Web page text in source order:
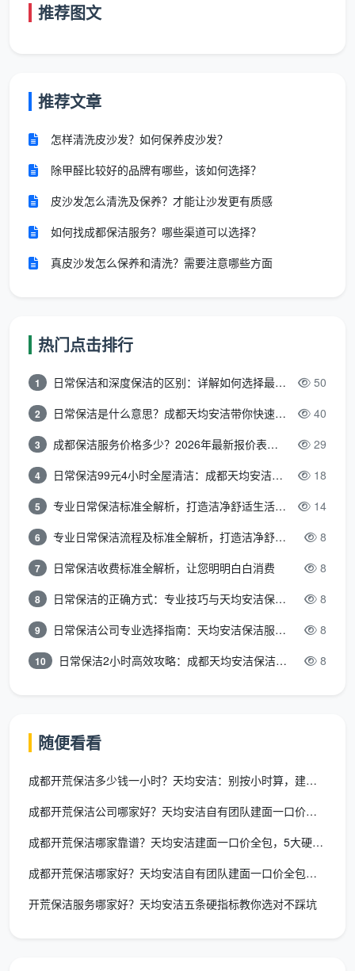
第3步：玻璃系统与柜体内部清洁（约1.5-2小时）
度除尘，纱窗清洗，阳台移门玻璃及地面轨道清洁。然
抽屉逐一取出，先用大功率吸尘器吸净锯末和粉尘，再
用微湿布擦拭，门板表面胶印去除，所有室内门扇正反
第4步：厨卫深度清洁（约1-1.5小时）
厨房和卫生间是新房开荒保洁流程中劳动强度最
铲除墙地砖上干结的水泥点，淋浴玻璃及隔断除垢，花
洒、水龙头、毛巾架等五金件擦亮除垢，马桶内外消毒
清洁，地漏清掏。
环节。全屋地面所有乳胶漆点、腻子粉点、玻璃胶点、
水泥点逐一检查并手工铲除，然后用大功率吸尘器全屋
地面深度吸尘，最后深度湿拖两遍。这一步放在最后，
面，最后处理地面可以保证一次性干净到底。
第6步：逐项验收与清场（约30分钟）
保洁确认单逐项检查。验收方法不是“看着挺干净”就
胶点才算合格；随机打开几个衣柜抽屉，摸底板无锯末
才算达标。业主逐项签字确认后，团队将开荒产生的所
有粉尘和碎屑装袋打包，搬运至小区指定装修垃圾堆放
后保障：72小时内非人为返污免费上门返工。
规范
环节一：擦窗顺序。不专业的做法是先擦内窗再擦
推荐图文
推荐文章
怎样清洗皮沙发？如何保养皮沙发？
除甲醛比较好的品牌有哪些，该如何选择？
皮沙发怎么清洗及保养？才能让沙发更有质感
如何找成都保洁服务？哪些渠道可以选择？
真皮沙发怎么保养和清洗？需要注意哪些方面
热门点击排行
1 日常保洁和深度保洁的区别：详解如何选择最适合的清洁服务 50
2 日常保洁是什么意思？成都天均安洁带你快速区分“日常vs深度vs开荒” 40
3 成都保洁服务价格多少？2026年最新报价表来了，这一篇看透所有费用 29
4 日常保洁99元4小时全屋清洁：成都天均安洁保洁超值服务全解析 18
5 专业日常保洁标准全解析，打造洁净舒适生活空间 14
6 专业日常保洁流程及标准全解析，打造洁净舒适环境 8
7 日常保洁收费标准全解析，让您明明白白消费 8
8 日常保洁的正确方式：专业技巧与天均安洁保洁服务全解析 8
9 日常保洁公司专业选择指南：天均安洁保洁服务全解析 8
10 日常保洁2小时高效攻略：成都天均安洁保洁专业时间管理方案 8
随便看看
成都开荒保洁多少钱一小时？天均安洁：别按小时算，建面一口价才
成都开荒保洁公司哪家好？天均安洁自有团队建面一口价全包
成都开荒保洁哪家靠谱？天均安洁建面一口价全包，5大硬指标可验
成都开荒保洁哪家好？天均安洁自有团队建面一口价全包，五条硬指
开荒保洁服务哪家好？天均安洁五条硬指标教你选对不踩坑